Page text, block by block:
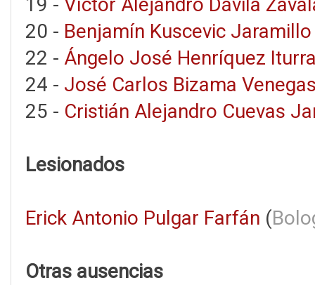
20 - Benjamín Kuscevic Jaramillo
22 - Ángelo José Henríquez
24 - José Carlos Bizama
25 - Cristián Alejandro Cuevas
Lesionados
Erick Antonio Pulgar Farfán (
Otras ausencias